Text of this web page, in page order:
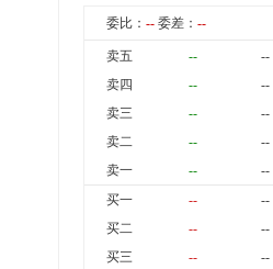
委比： -- 委差： --
卖五 --
--
卖四
--
--
卖三
--
--
卖二
--
--
卖一
--
--
买一
--
--
买二
--
--
买三
--
--